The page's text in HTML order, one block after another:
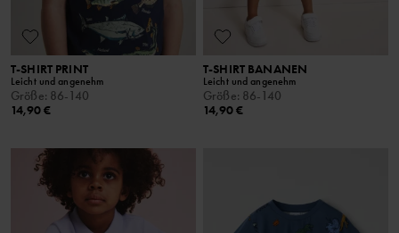
T-SHIRT PRINT
Leicht und angenehm
Größe: 86-140
14,90 €
T-SHIRT BANANEN
Leicht und angenehm
Größe: 86-140
14,90 €